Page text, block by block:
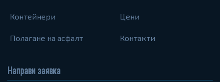
Контейнери
Полагане на асфалт
Цени
Контакти
Направи заявка